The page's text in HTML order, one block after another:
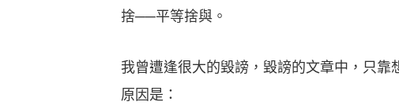
捨──平等捨與。
我曾遭逢很大的毀謗，毀謗的文章中，只靠
原因是：